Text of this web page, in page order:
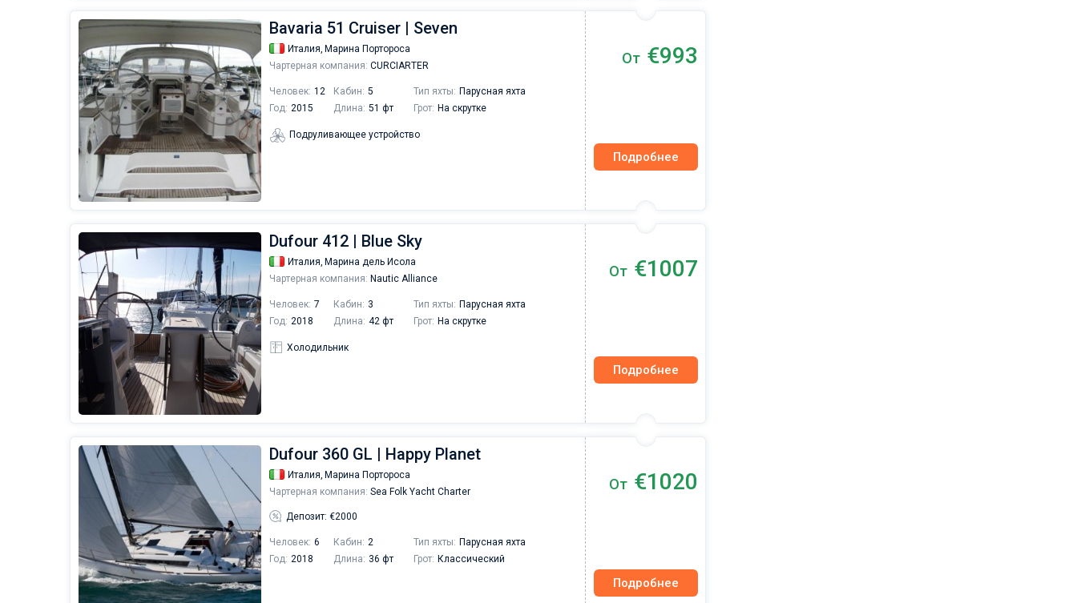
Bavaria 51 Cruiser | Seven
Италия, Марина Портороса
Чартерная компания: CURCIARTER
Человек: 12 Кабин: 5 Тип яхты: Парусная яхта
Год: 2015 Длина: 51 фт Грот: На скрутке
Подруливающее устройство
От €993
Подробнее
Dufour 412 | Blue Sky
Италия, Марина дель Исола
Чартерная компания: Nautic Alliance
Человек: 7 Кабин: 3 Тип яхты: Парусная яхта
Год: 2018 Длина: 42 фт Грот: На скрутке
Холодильник
От €1007
Подробнее
Dufour 360 GL | Happy Planet
Италия, Марина Портороса
Чартерная компания: Sea Folk Yacht Charter
Депозит: €2000
Человек: 6 Кабин: 2 Тип яхты: Парусная яхта
Год: 2018 Длина: 36 фт Грот: Классический
От €1020
Подробнее